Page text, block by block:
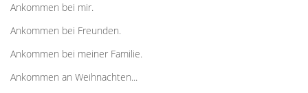
Ankommen bei mir.
Ankommen bei Freunden.
Ankommen bei meiner Familie.
Ankommen an Weihnachten...